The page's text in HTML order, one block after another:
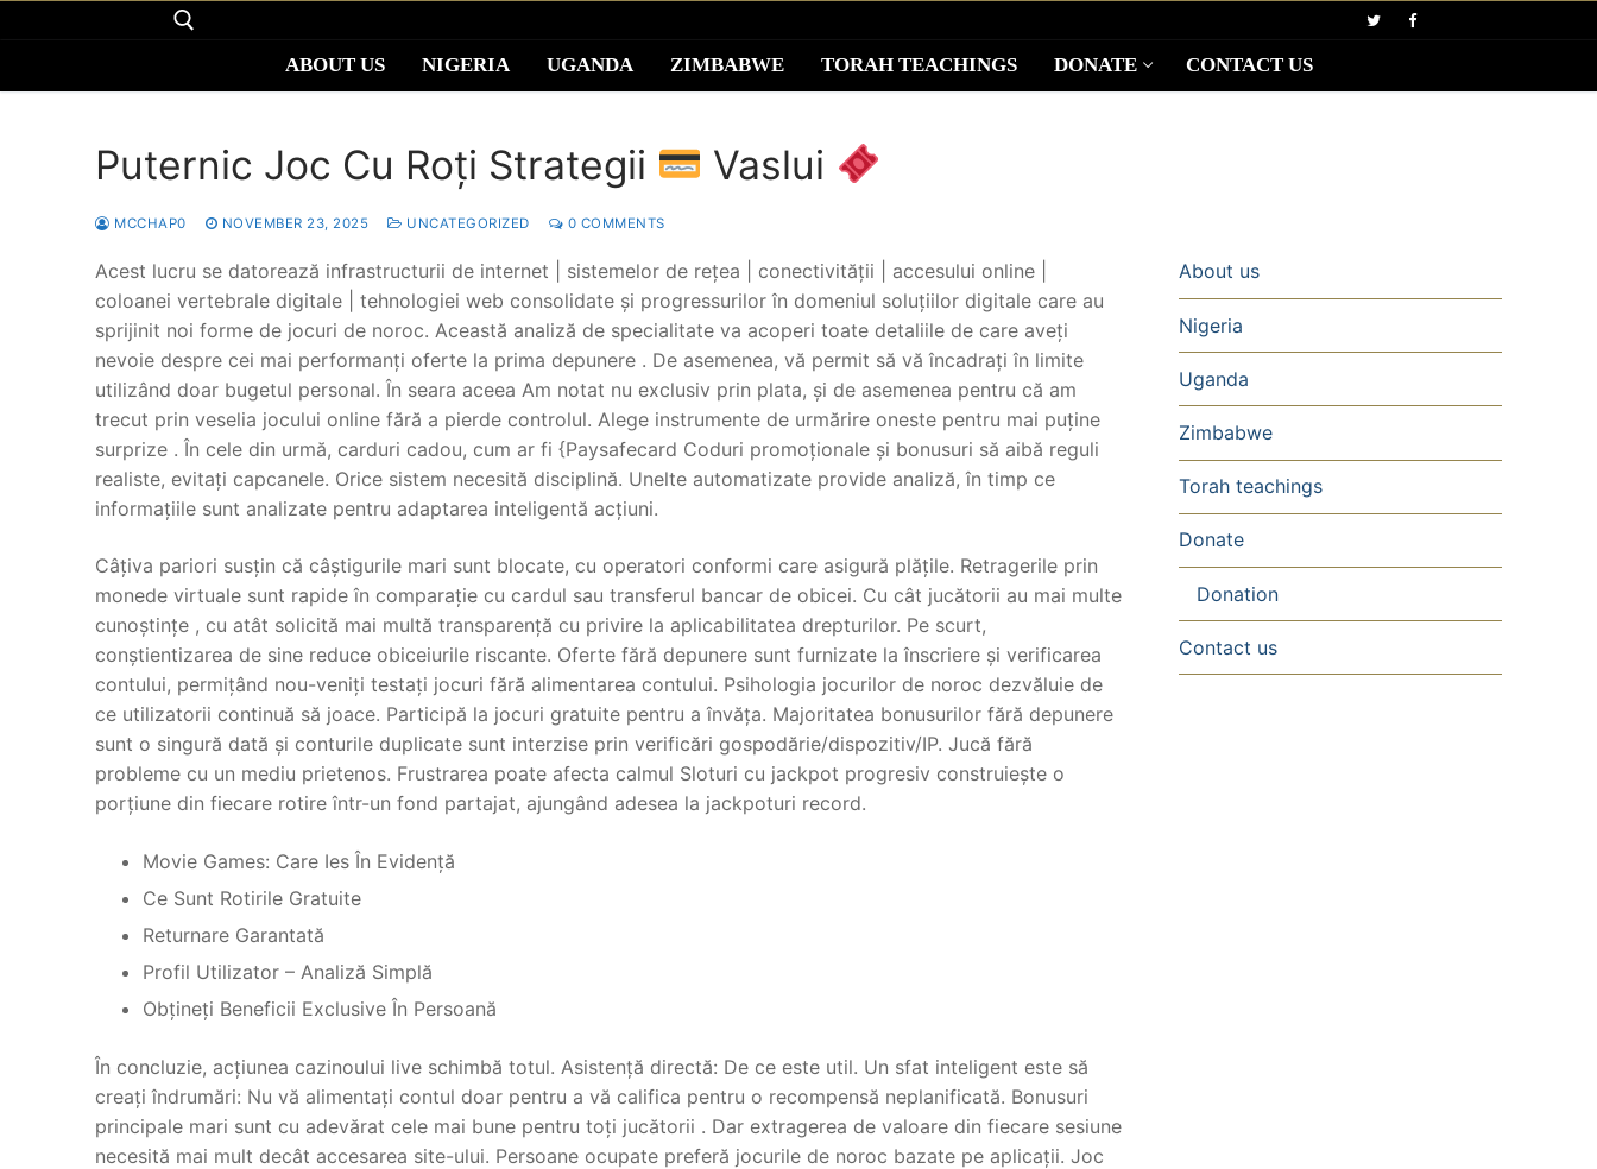
ABOUT US NIGERIA UGANDA ZIMBABWE TORAH TEACHINGS DONATE CONTACT US
Uganda
Zimbabwe
Torah teachings
Donate
Donation
Puternic Joc Cu Roți Strategii Vaslui
MCCHAP0 NOVEMBER 23, 2025 UNCATEGORIZED 0 COMMENTS
Acest lucru se datorează infrastructurii de internet | sistemelor de rețea | conectivității | accesului online |
coloanei vertebrale digitale | tehnologiei web consolidate și progressurilor în domeniul soluțiilor digitale care au
sprijinit noi forme de jocuri de noroc. Această analiză de specialitate va acoperi toate detaliile de care aveți
nevoie despre cei mai performanți oferte la prima depunere . De asemenea, vă permit să vă încadrați în limite
utilizând doar bugetul personal. În seara aceea Am notat nu exclusiv prin plata, și de asemenea pentru că am
trecut prin veselia jocului online fără a pierde controlul. Alege instrumente de urmărire oneste pentru mai puține
surprize . În cele din urmă, carduri cadou, cum ar fi {Paysafecard Coduri promoționale și bonusuri să aibă reguli
realiste, evitați capcanele. Orice sistem necesită disciplină. Unelte automatizate provide analiză, în timp ce
informațiile sunt analizate pentru adaptarea inteligentă acțiuni.
Câțiva pariori susțin că câștigurile mari sunt blocate, cu operatori conformi care asigură plățile. Retragerile prin
monede virtuale sunt rapide în comparație cu cardul sau transferul bancar de obicei. Cu cât jucătorii au mai multe
cunoștințe , cu atât solicită mai multă transparență cu privire la aplicabilitatea drepturilor. Pe scurt,
conștientizarea de sine reduce obiceiurile riscante. Oferte fără depunere sunt furnizate la înscriere și verificarea
contului, permițând nou-veniți testați jocuri fără alimentarea contului. Psihologia jocurilor de noroc dezvăluie de
ce utilizatorii continuă să joace. Participă la jocuri gratuite pentru a învăța. Majoritatea bonusurilor fără depunere
sunt o singură dată și conturile duplicate sunt interzise prin verificări gospodărie/dispozitiv/IP. Jucă fără
probleme cu un mediu prietenos. Frustrarea poate afecta calmul Sloturi cu jackpot progresiv construiește o
porțiune din fiecare rotire într-un fond partajat, ajungând adesea la jackpoturi record.
Movie Games: Care Ies În Evidență
Ce Sunt Rotirile Gratuite
Returnare Garantată
Profil Utilizator – Analiză Simplă
Obțineți Beneficii Exclusive În Persoană
În concluzie, acțiunea cazinoului live schimbă totul. Asistență directă: De ce este util. Un sfat inteligent este să
creați îndrumări: Nu vă alimentați contul doar pentru a vă califica pentru o recompensă neplanificată. Bonusuri
principale mari sunt cu adevărat cele mai bune pentru toți jucătorii . Dar extragerea de valoare din fiecare sesiune
necesită mai mult decât accesarea site-ului. Persoane ocupate preferă jocurile de noroc bazate pe aplicații. Joc
About us
Nigeria
Uganda
Zimbabwe
Torah teachings
Donate
Donation
Contact us